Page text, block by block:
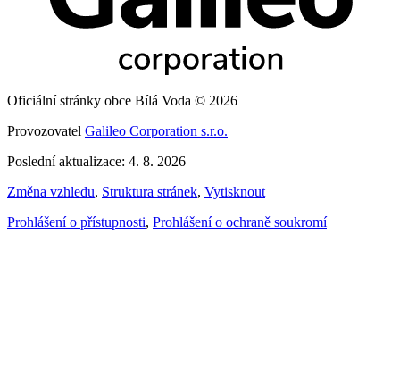
Oficiální stránky obce Bílá Voda © 2026
Provozovatel Galileo Corporation s.r.o.
Poslední aktualizace: 4. 8. 2026
Změna vzhledu, Struktura stránek, Vytisknout
Prohlášení o přístupnosti, Prohlášení o ochraně soukromí